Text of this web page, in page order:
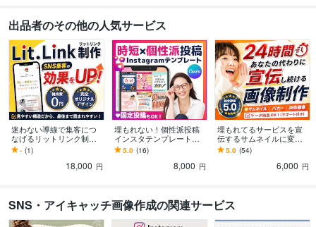
出品者のその他の人気サービス
迷わない導線で集客につ
なげるリットリンク制作
します ただのリンク集で
終わらせず、“伝わる順
番”に整理します！
- (1)
18,000 円
埋もれない！個性派投稿
インスタテンプレート作
ります ★データ料込み！
即日利用で効率化！固定
投稿も対応可能！
5.0 (16)
8,000 円
埋もれてるサービスを宣
伝するサムネイルに変え
ます 【事業主の方】内容
を整理して、魅力が伝わ
るサムネをご提案！
5.0 (54)
6,000 円
SNS・アイキャッチ画像作成の関連サービス